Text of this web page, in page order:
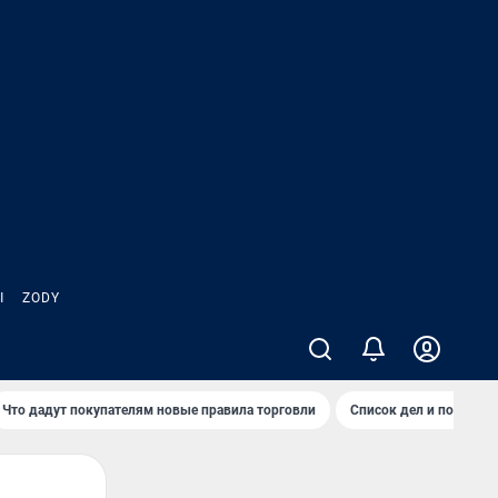
ZODY
Что дадут покупателям новые правила торговли Список дел и покупок